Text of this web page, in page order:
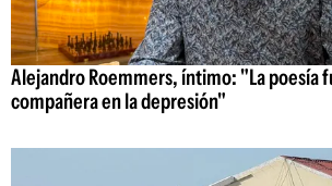
Alejandro Roemmers, íntimo: "La poesía
compañera en la depresión"